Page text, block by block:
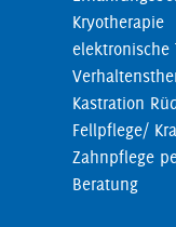
Kryotherapie
elektronische
Kastration
Fellpflege/
Zahnpflege
Beratung